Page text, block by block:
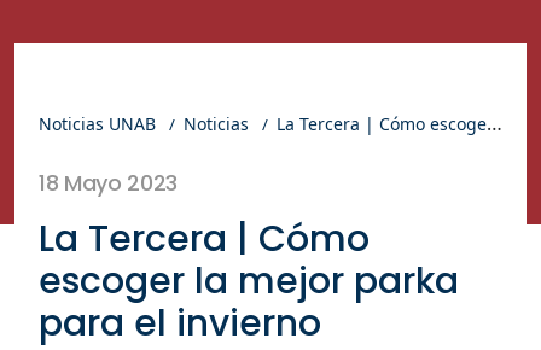
Noticias UNAB Noticias La Tercera | Cómo escoger la mejor parka para el invierno
18 Mayo 2023
La Tercera | Cómo
escoger la mejor parka
para el invierno